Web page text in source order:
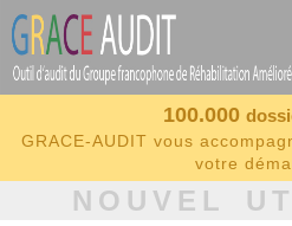
100.000
GRACE-AUDIT vous
votre
NOUVEL